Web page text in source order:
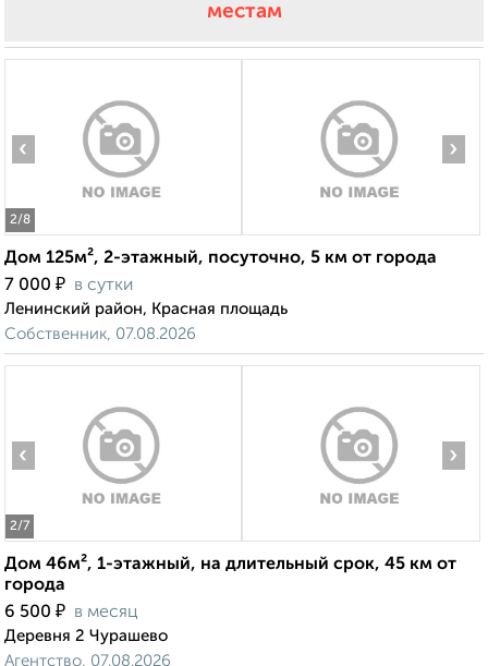
местам
2/8
‹ ›
Дом 125м², 2-этажный, посуточно, 5 км от города
7 000 ₽ в сутки
Ленинский район, Красная площадь
Собственник, 07.08.2026
2/7
‹ ›
Дом 46м², 1-этажный, на длительный срок, 45 км от
города
6 500 ₽ в месяц
Деревня 2 Чурашево
Агентство, 07.08.2026